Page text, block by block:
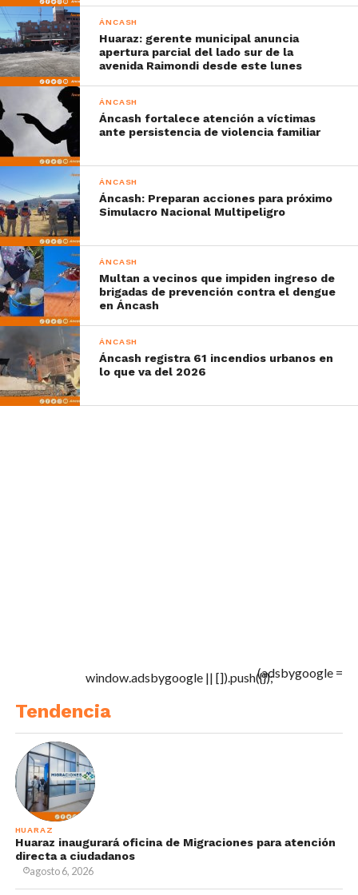
ÁNCASH
Huaraz: gerente municipal anuncia
apertura parcial del lado sur de la
avenida Raimondi desde este lunes
ÁNCASH
Áncash fortalece atención a víctimas
ante persistencia de violencia familiar
ÁNCASH
Áncash: Preparan acciones para próximo
Simulacro Nacional Multipeligro
ÁNCASH
Multan a vecinos que impiden ingreso de
brigadas de prevención contra el dengue
en Áncash
ÁNCASH
Áncash registra 61 incendios urbanos en
lo que va del 2026
(adsbygoogle =
window.adsbygoogle || []).push({});
Tendencia
HUARAZ
Huaraz inaugurará oficina de Migraciones para atención
directa a ciudadanos
agosto 6, 2026